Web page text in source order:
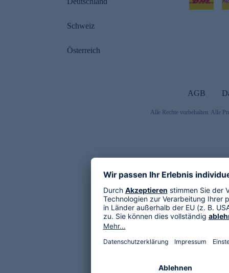
Schweiz
Österreich
AGB
Alle Rechte vorbehalten. Alle